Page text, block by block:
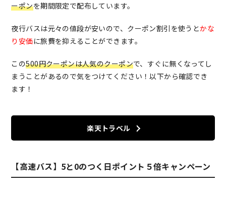
ーポンを期間限定で配布しています。
夜行バスは元々の値段が安いので、クーポン割引を使うとかな
り安価 に旅費を抑えることができます。
この500円クーポンは人気のクーポンで、すぐに無くなってし
まうことがあるので気をつけてください！以下から確認でき
ます！
楽天トラベル
【高速バス】5と0のつく日ポイント５倍キャンペーン